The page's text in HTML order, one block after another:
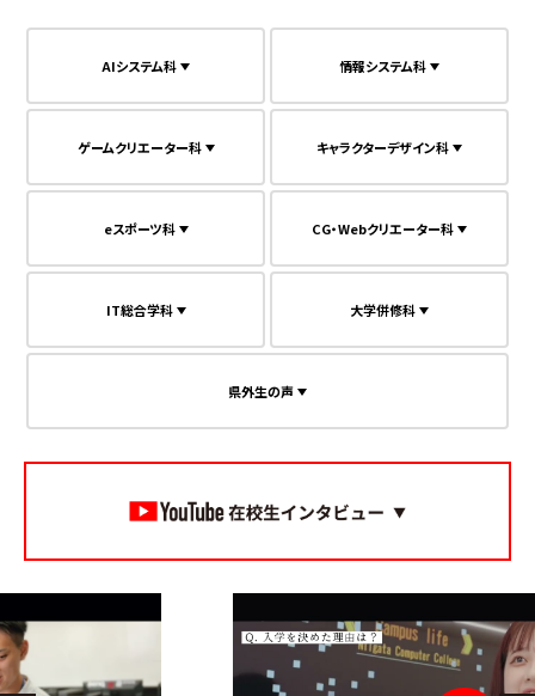
AIシステム科 情報システム科
ゲームクリエーター科 キャラクターデザイン科
eスポーツ科 CG・Webクリエーター科
IT総合学科 大学併修科
県外生の声